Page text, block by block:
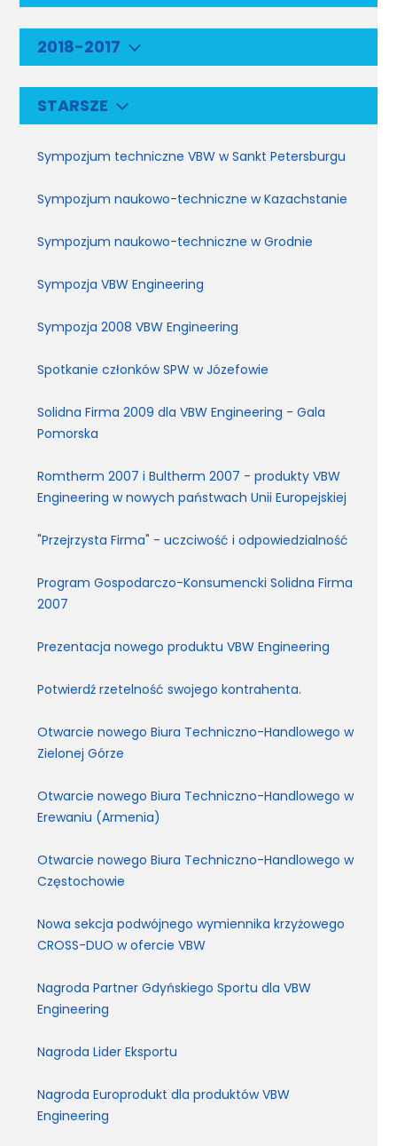
2018-2017
STARSZE
Sympozjum techniczne VBW w Sankt Petersburgu
Sympozjum naukowo-techniczne w Kazachstanie
Sympozjum naukowo-techniczne w Grodnie
Sympozja VBW Engineering
Sympozja 2008 VBW Engineering
Spotkanie członków SPW w Józefowie
Solidna Firma 2009 dla VBW Engineering - Gala
Pomorska
Romtherm 2007 i Bultherm 2007 - produkty VBW
Engineering w nowych państwach Unii Europejskiej
"Przejrzysta Firma" - uczciwość i odpowiedzialność
Program Gospodarczo-Konsumencki Solidna Firma
2007
Prezentacja nowego produktu VBW Engineering
Potwierdź rzetelność swojego kontrahenta.
Otwarcie nowego Biura Techniczno-Handlowego w
Zielonej Górze
Otwarcie nowego Biura Techniczno-Handlowego w
Erewaniu (Armenia)
Otwarcie nowego Biura Techniczno-Handlowego w
Częstochowie
Nowa sekcja podwójnego wymiennika krzyżowego
CROSS-DUO w ofercie VBW
Nagroda Partner Gdyńskiego Sportu dla VBW
Engineering
Nagroda Lider Eksportu
Nagroda Europrodukt dla produktów VBW
Engineering